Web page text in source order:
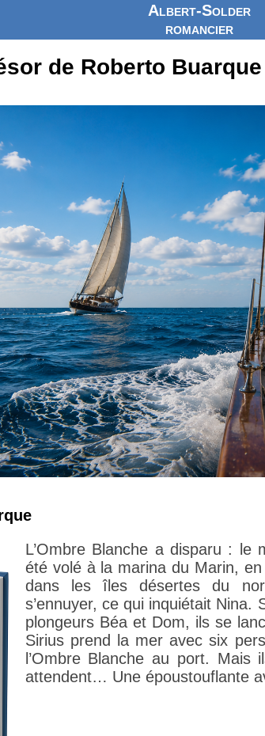
Albert-Solder
romancier
de Roberto
L’Ombre Blanche a disparu : le
été volé à la marina du Marin,
dans les îles désertes du
s’ennuyer, ce qui inquiétait
plongeurs Béa et Dom, ils se
Sirius prend la mer avec six
l’Ombre Blanche au port. Mais
attendent… Une époustouflante